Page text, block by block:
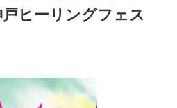
ヒーリングフェス